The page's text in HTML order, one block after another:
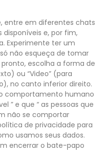
entre em diferentes chats
e, por fim,
Experimente ter um
não esqueça de tomar
escolha a forma de
ou “Video” (para
no canto inferior direito.
comportamento humano
” e que “ as pessoas que
não se comportar
de privacidade para
usamos seus dados.
encerrar o bate-papo